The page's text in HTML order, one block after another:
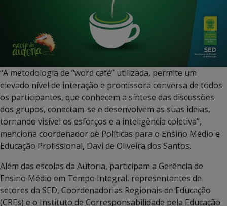
“A metodologia de “word café” utilizada, permite um
elevado nível de interação e promissora conversa de todos
os participantes, que conhecem a síntese das discussões
dos grupos, conectam-se e desenvolvem as suas ideias,
tornando visível os esforços e a inteligência coletiva”,
menciona coordenador de Políticas para o Ensino Médio e
Educação Profissional, Davi de Oliveira dos Santos.
Além das escolas da Autoria, participam a Gerência de
Ensino Médio em Tempo Integral, representantes de
setores da SED, Coordenadorias Regionais de Educação
(CREs) e o Instituto de Corresponsabilidade pela Educação